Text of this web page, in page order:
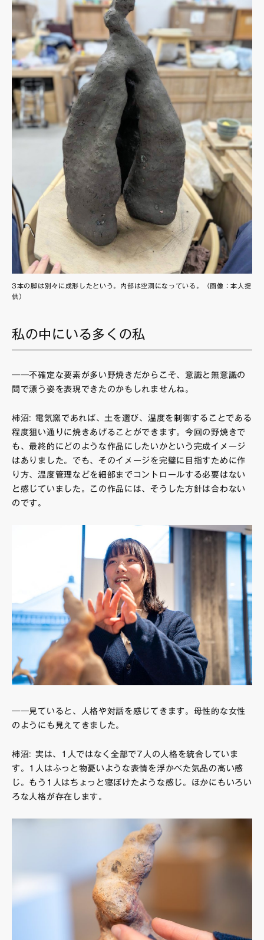
3本の脚は別々に成形したという。内部は空洞になっている。（画像：本人提
供）
私の中にいる多くの私
――不確定な要素が多い野焼きだからこそ、意識と無意識の
間で漂う姿を表現できたのかもしれませんね。
柿沼: 電気窯であれば、⼟を選び、温度を制御することである
程度狙い通りに焼きあげることができます。今回の野焼きで
も、最終的にどのような作品にしたいかという完成イメージ
はありました。でも、そのイメージを完璧に⽬指すために作
り⽅、温度管理などを細部までコントロールする必要はない
と感じていました。この作品には、そうした⽅針は合わない
のです。
――見ていると、人格や対話を感じてきます。母性的な女性
のようにも見えてきました。
柿沼: 実は、1人ではなく全部で7人の人格を統合していま
す。1人はふっと物憂いような表情を浮かべた気品の高い感
じ。もう1人はちょっと寝ぼけたような感じ。ほかにもいろい
ろな人格が存在します。